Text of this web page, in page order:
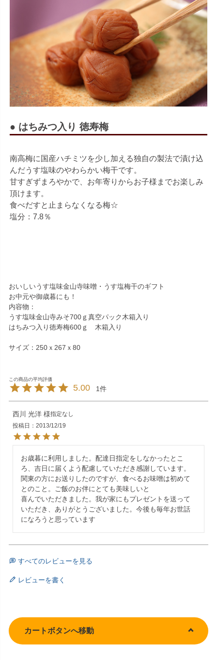
● はちみつ入り 徳寿梅
南高梅に国産ハチミツを少し加える独自の製法で漬け込
んだうす塩味のやわらかい梅干です。
甘すぎずまろやかで、お年寄りからお子様までお楽しみ
頂けます。
食べだすと止まらなくなる梅☆
塩分：7.8％
おいしいうす塩味金山寺味噌・うす塩梅干のギフト
お中元や御歳暮にも！
内容物：
うす塩味金山寺みそ700ｇ真空パック木箱入り
はちみつ入り徳寿梅600ｇ 木箱入り
サイズ：250ｘ267ｘ80
5.00 1
西川 光洋
指定なし
投稿日
2013/12/19
お歳暮に利用しました。配達日指定をしなかったとこ
ろ、吉日に届くよう配慮していただき感謝しています。
関東の方にお送りしたのですが、食べるお味噌は初めて
とのこと。ご飯のお伴にとても美味しいと
喜んでいただきました。我が家にもプレゼントを送って
いただき、ありがとうございました。今後も毎年お世話
になろうと思っています
すべてのレビューを見る
レビューを書く
カートボタンへ移動